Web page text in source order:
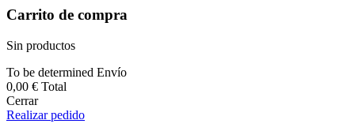
Carrito de compra
Sin productos
To be determined Envío
0,00 € Total
Cerrar
Realizar pedido